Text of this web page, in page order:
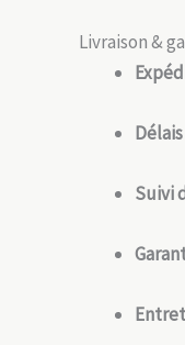
Livraison &
Suivi